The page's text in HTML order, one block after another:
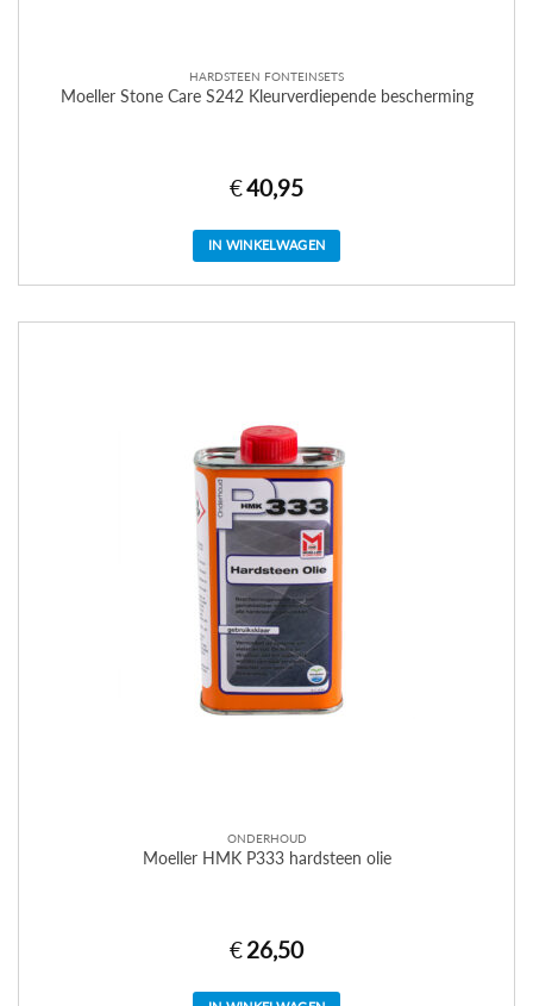
HARDSTEEN FONTEINSETS
Moeller Stone Care S242 Kleurverdiepende bescherming
€40,95
IN WINKELWAGEN
ONDERHOUD
Moeller HMK P333 hardsteen olie
€26,50